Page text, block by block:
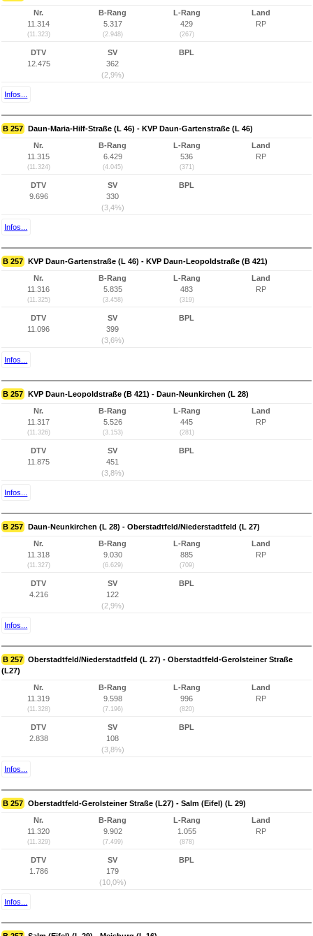
Nr.
11.314
(11.323)
B-Rang
5.317
(2.948)
L-Rang
429
(267)
Land
RP
DTV
12.475
SV
362
(2,9%)
BPL
Infos...
B 257 Daun-Maria-Hilf-Straße (L 46) - KVP Daun-Gartenstraße (L 46)
Nr.
11.315
(11.324)
B-Rang
6.429
(4.045)
L-Rang
536
(371)
Land
RP
DTV
9.696
SV
330
(3,4%)
BPL
Infos...
B 257 KVP Daun-Gartenstraße (L 46) - KVP Daun-Leopoldstraße (B 421)
Nr.
11.316
(11.325)
B-Rang
5.835
(3.458)
L-Rang
483
(319)
Land
RP
DTV
11.096
SV
399
(3,6%)
BPL
Infos...
B 257 KVP Daun-Leopoldstraße (B 421) - Daun-Neunkirchen (L 28)
Nr.
11.317
(11.326)
B-Rang
5.526
(3.153)
L-Rang
445
(281)
Land
RP
DTV
11.875
SV
451
(3,8%)
BPL
Infos...
B 257 Daun-Neunkirchen (L 28) - Oberstadtfeld/Niederstadtfeld (L 27)
Nr.
11.318
(11.327)
B-Rang
9.030
(6.629)
L-Rang
885
(709)
Land
RP
DTV
4.216
SV
122
(2,9%)
BPL
Infos...
B 257 Oberstadtfeld/Niederstadtfeld (L 27) - Oberstadtfeld-Gerolsteiner Straße
(L27)
Nr.
11.319
(11.328)
B-Rang
9.598
(7.196)
L-Rang
996
(820)
Land
RP
DTV
2.838
SV
108
(3,8%)
BPL
Infos...
B 257 Oberstadtfeld-Gerolsteiner Straße (L27) - Salm (Eifel) (L 29)
Nr.
11.320
(11.329)
B-Rang
9.902
(7.499)
L-Rang
1.055
(878)
Land
RP
DTV
1.786
SV
179
(10,0%)
BPL
Infos...